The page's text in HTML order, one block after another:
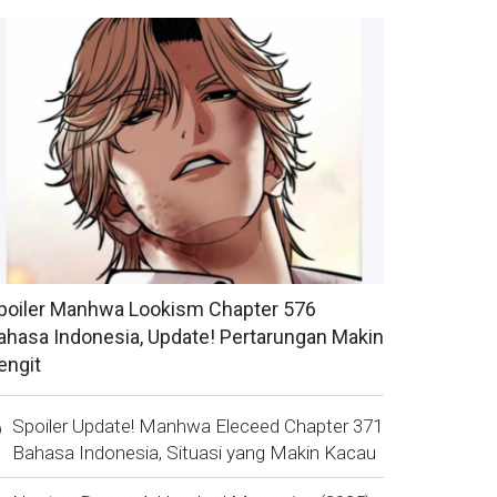
Manhwa Lookism Chapter 576
Indonesia, Update! Pertarungan Makin
Spoiler Update! Manhwa Eleceed Chapter 371
Bahasa Indonesia, Situasi yang Makin Kacau